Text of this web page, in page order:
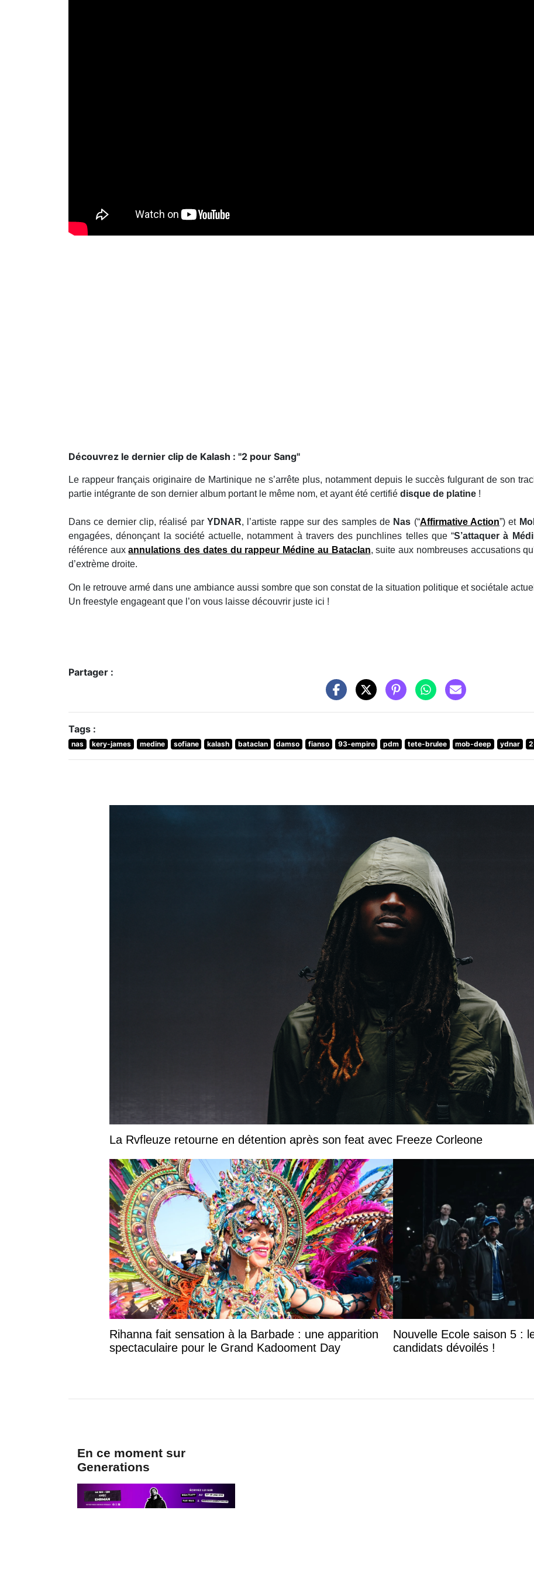
Découvrez le dernier clip de Kalash : ''2 pour Sang''
Le rappeur français originaire de Martinique ne s’arrête plus, notamment depuis le succès fulgurant de son
partie intégrante de son dernier album portant le même nom, et ayant été certifié disque de platine !
Dans ce dernier clip, réalisé par YDNAR, l’artiste rappe sur des samples de Nas (“Affirmative Action”) et
engagées, dénonçant la société actuelle, notamment à travers des punchlines telles que “S’attaquer à
référence auxannulations des dates du rappeur Médine au Bataclan, suite aux nombreuses accusations
d’extrème droite.
On le retrouve armé dans une ambiance aussi sombre que son constat de la situation politique et sociétale
Un freestyle engageant que l’on vous laisse découvrir juste ici !
Partager :
Tags :
nas kery-james medine sofiane kalash bataclan damso fianso 93-empire pdm tete-brulee mob-deep ydnar
La Rvfleuze retourne en détention après son feat avec Freeze Corleone
Rihanna fait sensation à la Barbade : une apparition
spectaculaire pour le Grand Kadooment Day
Nouvelle Ecole saison 5 :
candidats dévoilés !
En ce moment sur
Generations